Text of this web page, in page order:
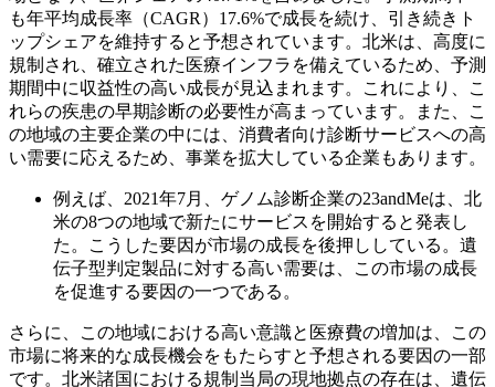
も年平均成長率（CAGR）17.6%で成長を続け、引き続きト
ップシェアを維持すると予想されています。北米は、高度に
規制され、確立された医療インフラを備えているため、予測
期間中に収益性の高い成長が見込まれます。これにより、こ
れらの疾患の早期診断の必要性が高まっています。また、こ
の地域の主要企業の中には、消費者向け診断サービスへの高
い需要に応えるため、事業を拡大している企業もあります。
例えば、2021年7月、ゲノム診断企業の23andMeは、北
米の8つの地域で新たにサービスを開始すると発表し
た。こうした要因が市場の成長を後押ししている。遺
伝子型判定製品に対する高い需要は、この市場の成長
を促進する要因の一つである。
さらに、この地域における高い意識と医療費の増加は、この
市場に将来的な成長機会をもたらすと予想される要因の一部
です。北米諸国における規制当局の現地拠点の存在は、遺伝